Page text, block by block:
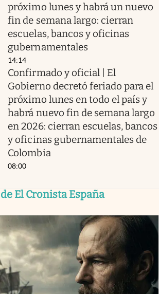
próximo lunes y habrá un nuevo
fin de semana largo: cierran
escuelas, bancos y oficinas
gubernamentales
14:14
Confirmado y oficial | El
Gobierno decretó feriado para el
próximo lunes en todo el país y
habrá nuevo fin de semana largo
en 2026: cierran escuelas, bancos
y oficinas gubernamentales de
Colombia
08:00
El Cronista España